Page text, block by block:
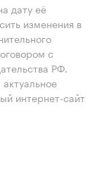
дату её
изменения в
с
РФ.
интернет-сайт